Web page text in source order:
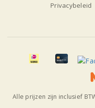
Privacybeleid
Alle prijzen zijn inclusief